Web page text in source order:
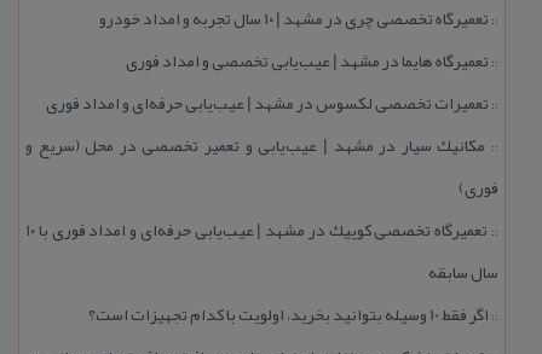
:: تعمیرگاه تخصصی چری در مشهد | ۱۰ سال تجربه و امداد خودرو
:: تعمیرگاه هایما در مشهد | عیب‌یابی تخصصی و امداد فوری
:: تعمیرات تخصصی لكسوس در مشهد | عیب‌یابی حرفه‌ای و امداد فوری
:: مكانیك سیار در مشهد | عیب‌یابی و تعمیر تخصصی در محل (سریع و
فوری)
::
تعمیرگاه تخصصی كوییك در مشهد | عیب‌یابی حرفه‌ای و امداد فوری با ۱۰
سال سابقه
:: اگر فقط 10 وسیله بتوانید بخرید، اولویت با كدام تجهیزات است؟